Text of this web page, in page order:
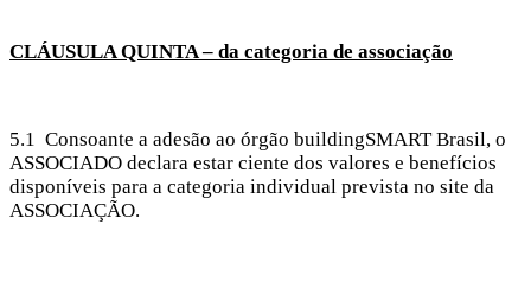
CLÁUSULA QUINTA – da categoria de associação
5.1 Consoante a adesão ao órgão buildingSMART Brasil, o
ASSOCIADO declara estar ciente dos valores e benefícios
disponíveis para a categoria individual prevista no site da
ASSOCIAÇÃO.